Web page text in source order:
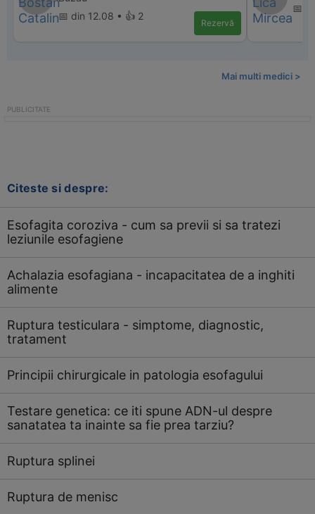
📅 din 12.08 • 👍 2
Rezervă
📅
Mai multi medici >
Citeste si despre:
Esofagita coroziva - cum sa previi si sa tratezi
leziunile esofagiene
Achalazia esofagiana - incapacitatea de a inghiti
alimente
Ruptura testiculara - simptome, diagnostic,
tratament
Principii chirurgicale in patologia esofagului
Testare genetica: ce iti spune ADN-ul despre
sanatatea ta inainte sa fie prea tarziu?
Ruptura splinei
Ruptura de menisc